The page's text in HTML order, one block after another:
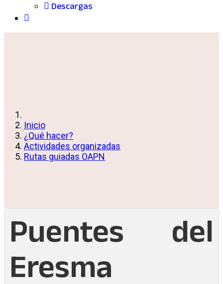
Descargas
Inicio
¿Qué hacer?
Actividades organizadas
Rutas guiadas OAPN
Puentes del
Eresma